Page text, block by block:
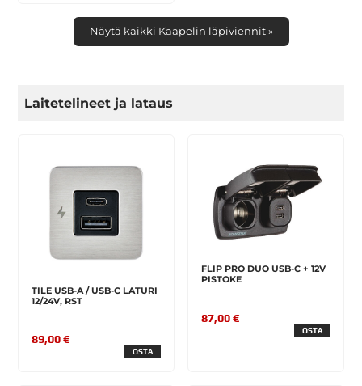
Näytä kaikki Kaapelin läpiviennit »
Laitetelineet ja lataus
TILE USB-A / USB-C LATURI
12/24V, RST
89,00 €
OSTA
FLIP PRO DUO USB-C + 12V
PISTOKE
87,00 €
OSTA